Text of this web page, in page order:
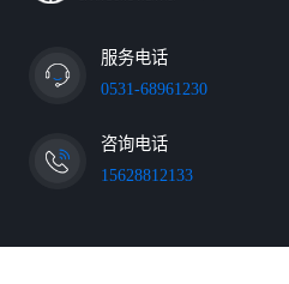
服务电话
0531-68961230
咨询电话
15628812133